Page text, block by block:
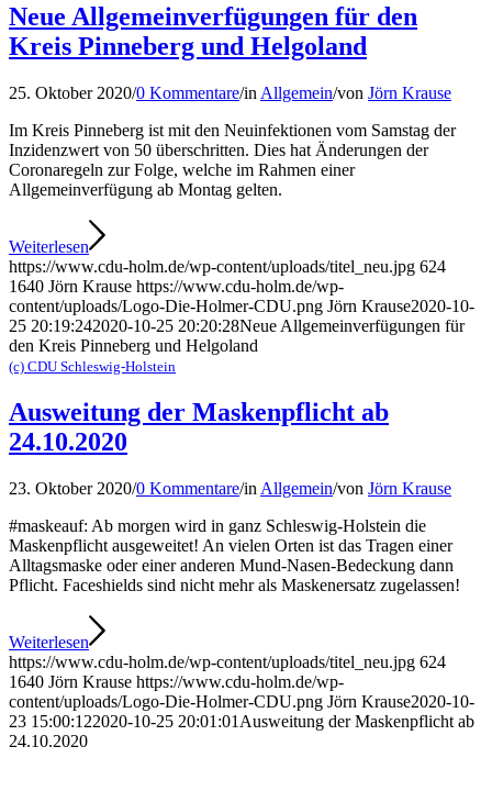
Neue Allgemeinverfügungen für den
Kreis Pinneberg und Helgoland
25. Oktober 2020/0 Kommentare/in Allgemein/von Jörn Krause
Im Kreis Pinneberg ist mit den Neuinfektionen vom Samstag der
Inzidenzwert von 50 überschritten. Dies hat Änderungen der
Coronaregeln zur Folge, welche im Rahmen einer
Allgemeinverfügung ab Montag gelten.
Weiterlesen
https://www.cdu-holm.de/wp-content/uploads/titel_neu.jpg 624
1640 Jörn Krause https://www.cdu-holm.de/wp-
content/uploads/Logo-Die-Holmer-CDU.png Jörn Krause2020-10-
25 20:19:242020-10-25 20:20:28Neue Allgemeinverfügungen für
den Kreis Pinneberg und Helgoland
(c) CDU Schleswig-Holstein
Ausweitung der Maskenpflicht ab
24.10.2020
23. Oktober 2020/0 Kommentare/in Allgemein/von Jörn Krause
#maskeauf: Ab morgen wird in ganz Schleswig-Holstein die
Maskenpflicht ausgeweitet! An vielen Orten ist das Tragen einer
Alltagsmaske oder einer anderen Mund-Nasen-Bedeckung dann
Pflicht. Faceshields sind nicht mehr als Maskenersatz zugelassen!
Weiterlesen
https://www.cdu-holm.de/wp-content/uploads/titel_neu.jpg 624
1640 Jörn Krause https://www.cdu-holm.de/wp-
content/uploads/Logo-Die-Holmer-CDU.png Jörn Krause2020-10-
23 15:00:122020-10-25 20:01:01 Ausweitung der Maskenpflicht ab
24.10.2020